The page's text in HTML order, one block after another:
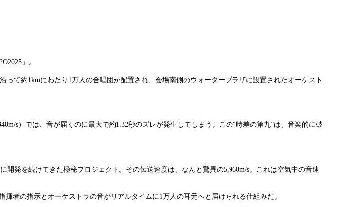
」。
て約1kmにわたり1万人の合唱団が配置され、会場南側のウォータープラザに設置されたオーケスト
s）では、音が届くのに最大で約1.32秒のズレが発生してしまう。この“時差の第九”は、音楽的に破
発を続けてきた極秘プロジェクト。その伝送速度は、なんと驚異の5,960m/s。これは空気中の音速
者の指示とオーケストラの音がリアルタイムに1万人の耳元へと届けられる仕組みだ。